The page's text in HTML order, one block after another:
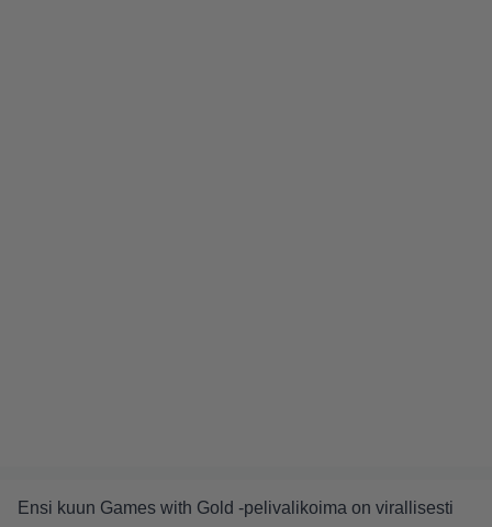
Ensi kuun Games with Gold -pelivalikoima on virallisesti